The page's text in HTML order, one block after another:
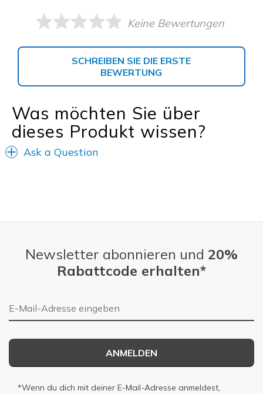
Keine Bewertungen
SCHREIBEN SIE DIE ERSTE
BEWERTUNG
Was möchten Sie über
dieses Produkt wissen?
Ask a Question
Newsletter abonnieren und 20%
Rabattcode erhalten*
E-Mail-Adresse
ANMELDEN
*Wenn du dich mit deiner E-Mail-Adresse anmeldest,